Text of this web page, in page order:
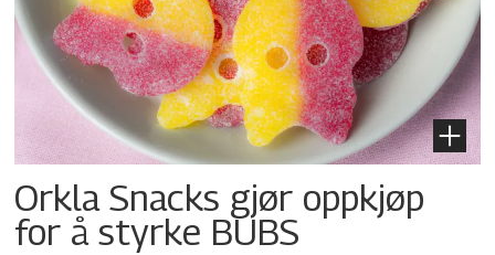
Orkla Snacks gjør oppkjøp
for å styrke BUBS